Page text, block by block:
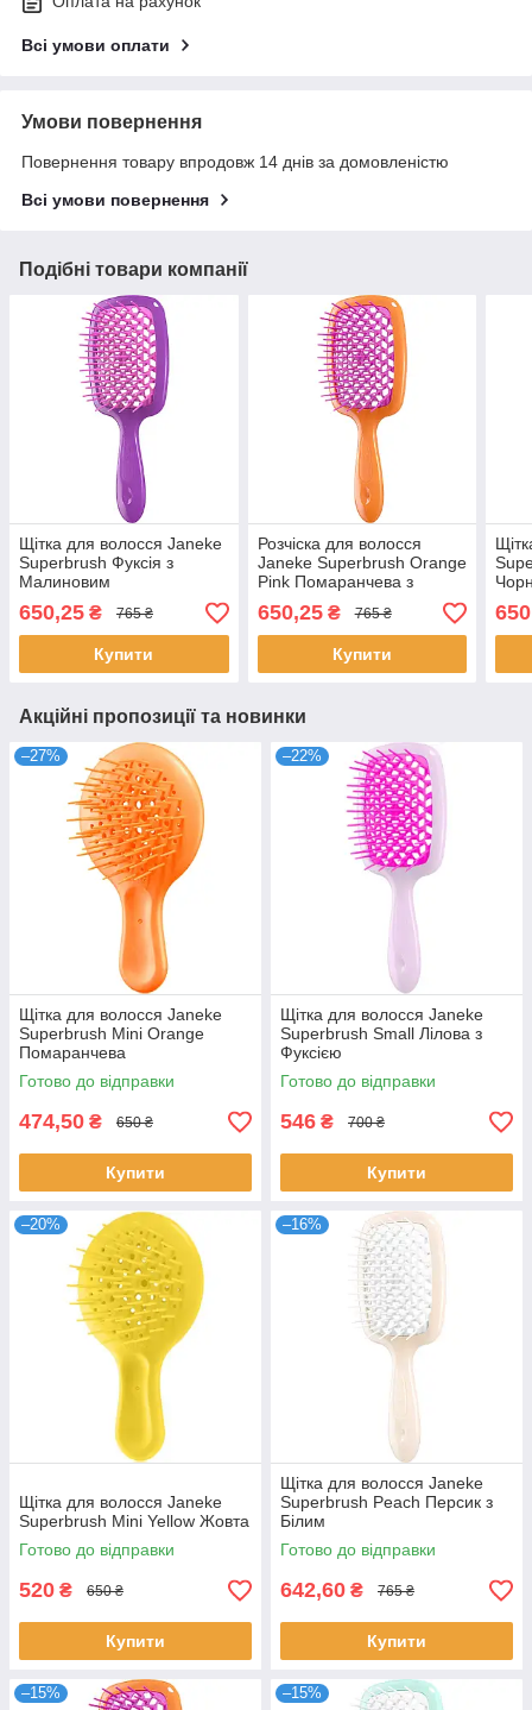
Всі умови оплати
Умови повернення
Повернення товару впродовж 14 днів за домовленістю
Всі умови повернення
Подібні товари компанії
Щітка для волосся Janeke
Superbrush Фуксія з
Малиновим
650,25 ₴ 765 ₴
Купити
Розчіска для волосся
Janeke Superbrush Orange
Pink Помаранчева з
Рожевим
650,25₴ 765 ₴
Купити
Акційні пропозиції та новинки
–27%
Щітка для волосся Janeke
Superbrush Mini Orange
Помаранчева
Готово до відправки
474,50 ₴ 650 ₴
Купити
–22%
Щітка для волосся Janeke
Superbrush Small Лілова з
Фуксією
Готово до відправки
546 ₴ 700 ₴
Купити
–20%
Щітка для волосся Janeke
Superbrush Mini Yellow Жовта
Готово до відправки
520 ₴ 650 ₴
Купити
–16%
Щітка для волосся Janeke
Superbrush Peach Персик з
Білим
Готово до відправки
642,60 ₴ 765 ₴
Купити
–15% –15%